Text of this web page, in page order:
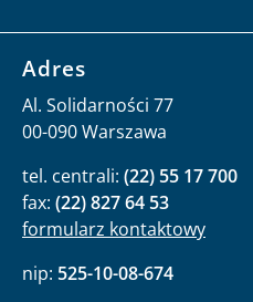
Adres
Al. Solidarności 77
00-090 Warszawa
tel. centrali: (22) 55 17 700
fax: (22) 827 64 53
formularz kontaktowy
nip: 525-10-08-674